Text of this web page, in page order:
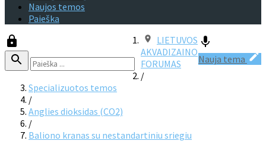
Naujos temos
Paieška
Nauja tema
LIETUVOS
AKVADIZAINO
FORUMAS
/
Specializuotos temos
/
Anglies dioksidas (CO2)
/
Baliono kranas su nestandartiniu sriegiu